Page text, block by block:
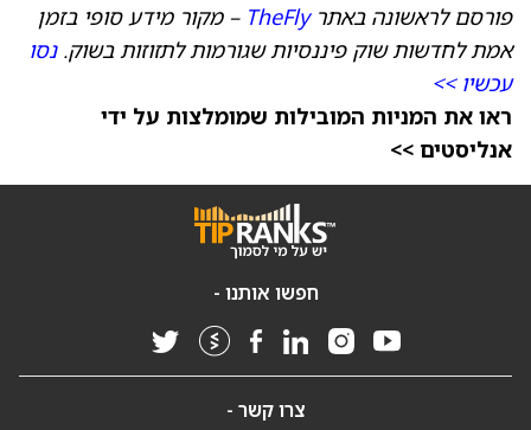
פורסם לראשונה באתרTheFly – מקור מידע סופי בזמן
אמת לחדשות שוק פיננסיות שגורמות לתזוזות בשוק.נסו
עכשיו >>
ראו את המניות המובילות שמומלצות על ידי
אנליסטים >>
חפשו אותנו -
צרו קשר -